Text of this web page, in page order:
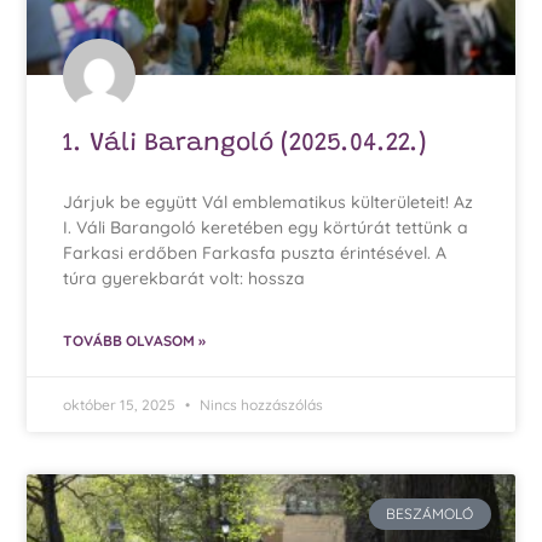
1. Váli Barangoló (2025.04.22.)
Járjuk be együtt Vál emblematikus külterületeit! Az
I. Váli Barangoló keretében egy körtúrát tettünk a
Farkasi erdőben Farkasfa puszta érintésével. A
túra gyerekbarát volt: hossza
TOVÁBB OLVASOM »
október 15, 2025 Nincs hozzászólás
BESZÁMOLÓ